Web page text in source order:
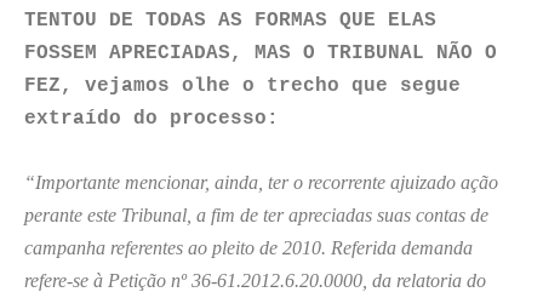
TENTOU DE TODAS AS FORMAS QUE ELAS
FOSSEM APRECIADAS, MAS O TRIBUNAL NÃO O
FEZ, vejamos olhe o trecho que segue
extraído do processo:
“Importante mencionar, ainda, ter o recorrente ajuizado ação
perante este Tribunal, a fim de ter apreciadas suas contas de
campanha referentes ao pleito de 2010. Referida demanda
refere-se à Petição nº 36-61.2012.6.20.0000, da relatoria do